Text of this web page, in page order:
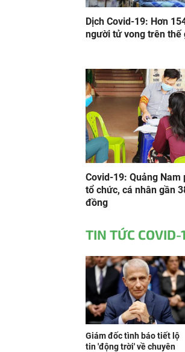
Dịch Covid-19: Hơn
người tử vong trên thế
Covid-19: Quảng Nam
tổ chức, cá nhân gần
đồng
TIN TỨC COVID-
Giám đốc tình báo tiết lộ
tin 'động trời' về chuyên